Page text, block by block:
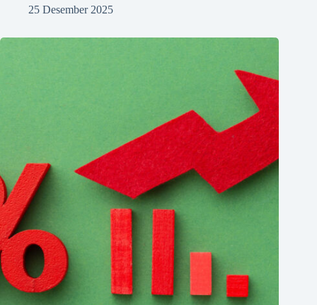
25 Desember 2025